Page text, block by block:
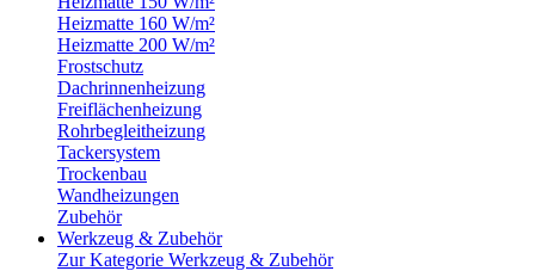
Heizmatte 160 W/m²
Heizmatte 200 W/m²
Frostschutz
Dachrinnenheizung
Freiflächenheizung
Rohrbegleitheizung
Tackersystem
Trockenbau
Wandheizungen
Zubehör
Werkzeug & Zubehör
Zur Kategorie Werkzeug & Zubehör